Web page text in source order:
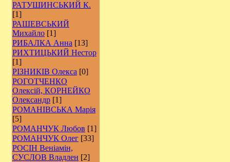
РАТУШИНСЬКИЙ К.
[1]
РАШЕВСЬКИЙ
Михайло [1]
РИБАЛКА Анна [13]
РИХТИЦЬКИЙ Нестор
[1]
РІЗНИКІВ Олекса [0]
РОГОТЧЕНКО
Олексій, КОРНЕЙКО
Олександр [1]
РОМАНІВСЬКА Марія
[5]
РОМАНЧУК Любов [1]
РОМАНЧУК Олег [33]
РОСІН Веніамін,
СУСЛОВ Владлен [2]